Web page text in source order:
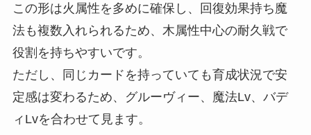
この形は火属性を多めに確保し、回復効果持ち魔
法も複数入れられるため、木属性中心の耐久戦で
役割を持ちやすいです。
ただし、同じカードを持っていても育成状況で安
定感は変わるため、グルーヴィー、魔法Lv、バデ
ィLvを合わせて見ます。